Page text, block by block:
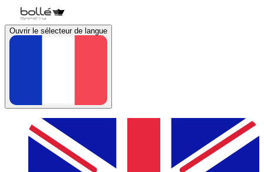
Ouvrir le sélecteur de langue